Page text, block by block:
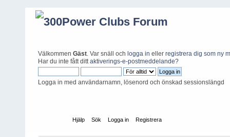
Välkommen Gäst . Var snäll och logga in eller registrera dig som ny
Har du inte fått ditt aktiverings-e-postmeddelande?
Logga in med användarnamn, lösenord och önskad sessionslängd
Hjälp Sök Logga in Registrera